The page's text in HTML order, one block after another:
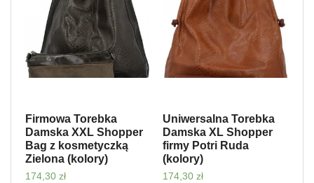
Firmowa Torebka
Damska XXL Shopper
Bag z kosmetyczką
Zielona (kolory)
174,30 zł
Uniwersalna Torebka
Damska XL Shopper
firmy Potri Ruda
(kolory)
174,30 zł